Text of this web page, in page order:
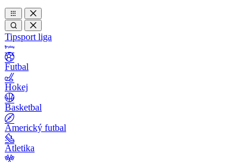
Tipsport liga
Futbal
Hokej
Basketbal
Americký futbal
Atletika